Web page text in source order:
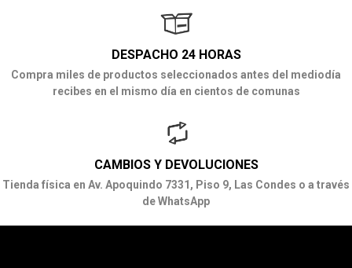
DESPACHO 24 HORAS
Compra miles de productos seleccionados antes del mediodía
recibes en el mismo día en cientos de comunas
CAMBIOS Y DEVOLUCIONES
Tienda física en Av. Apoquindo 7331, Piso 9, Las Condes o a través
de WhatsApp